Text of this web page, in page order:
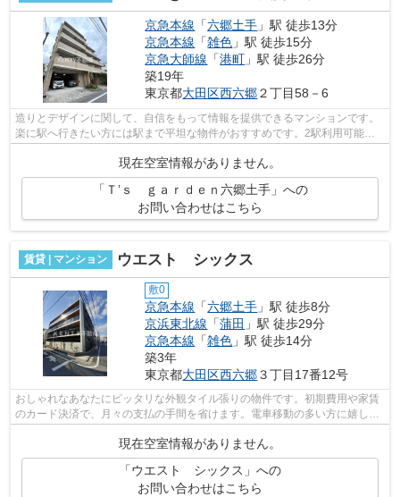
京急本線 「六郷土手 」駅 徒歩13分
京急本線 「雑色 」駅 徒歩15分
京急大師線 「港町 」駅 徒歩26分
築19年
東京都大田区西六郷２丁目58－6
造りとデザインに関して、自信をもって情報を提供できるマンションです。
楽に駅へ行きたい方には駅まで平坦な物件がおすすめです。2駅利用可能な
マンションなので行動範囲も広がります...
現在空室情報がありません。
「Ｔ’ｓ ｇａｒｄｅｎ六郷土手」への
お問い合わせはこちら
賃貸 | マンション ウエスト シックス
敷0
京急本線 「六郷土手 」駅 徒歩8分
京浜東北線 「蒲田 」駅 徒歩29分
京急本線 「雑色 」駅 徒歩14分
築3年
東京都大田区西六郷３丁目17番12号
おしゃれなあなたにピッタリな外観タイル張りの物件です。初期費用や家賃
のカード決済で、月々の支払の手間を省けます。電車移動の多い方に嬉しい
現在空室情報がありません。
「ウエスト シックス」への
お問い合わせはこちら